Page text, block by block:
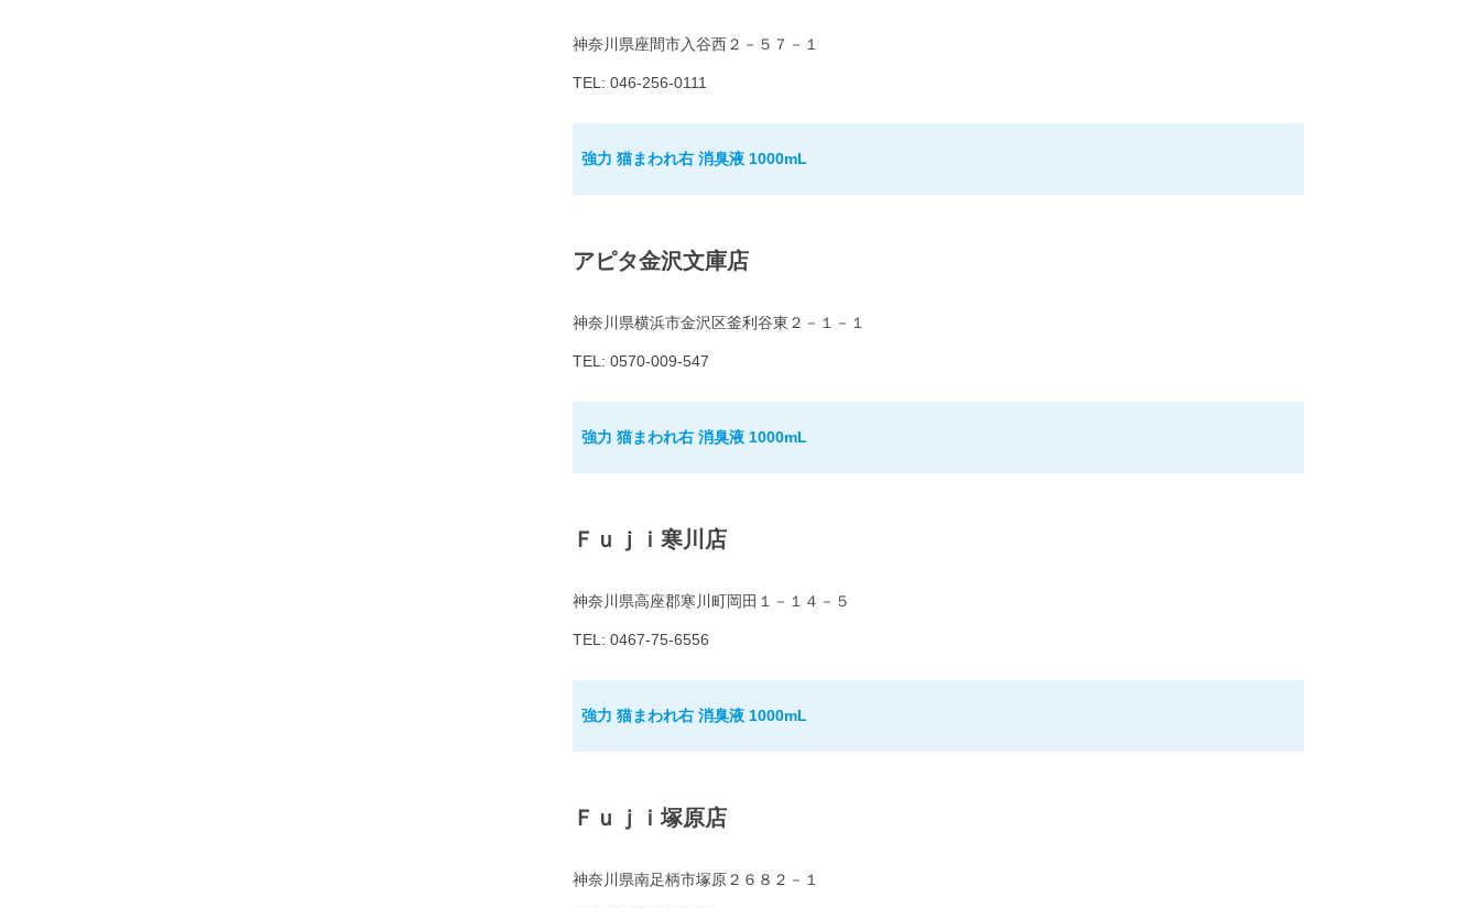
神奈川県座間市入谷西２－５７－１
TEL: 046-256-0111
強力 猫まわれ右 消臭液 1000mL
アピタ金沢文庫店
神奈川県横浜市金沢区釜利谷東２－１－１
TEL: 0570-009-547
強力 猫まわれ右 消臭液 1000mL
Ｆｕｊｉ寒川店
神奈川県高座郡寒川町岡田１－１４－５
TEL: 0467-75-6556
強力 猫まわれ右 消臭液 1000mL
Ｆｕｊｉ塚原店
神奈川県南足柄市塚原２６８２－１